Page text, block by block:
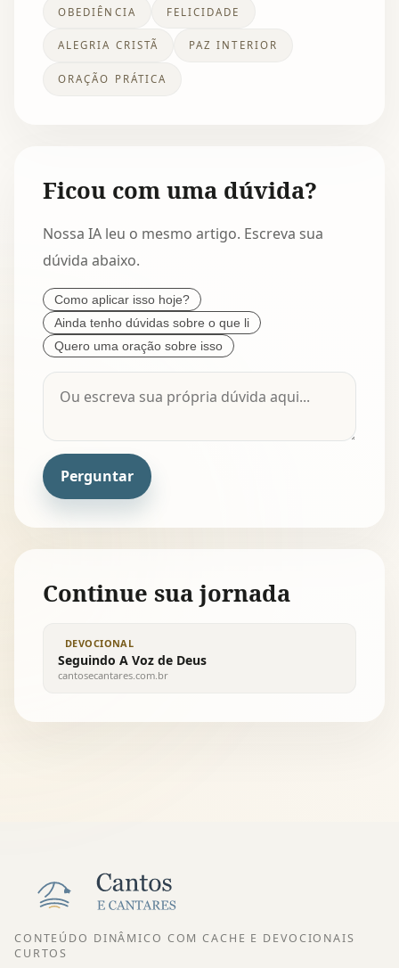
OBEDIÊNCIA FELICIDADE
ALEGRIA CRISTÃ PAZ INTERIOR
ORAÇÃO PRÁTICA
Ficou com uma dúvida?
Nossa IA leu o mesmo artigo. Escreva sua
dúvida abaixo.
Como aplicar isso hoje?
Ainda tenho dúvidas sobre o que li
Quero uma oração sobre isso
Perguntar
Continue sua jornada
DEVOCIONAL
Seguindo A Voz de Deus
cantosecantares.com.br
CONTEÚDO DINÂMICO COM CACHE E DEVOCIONAIS
CURTOS